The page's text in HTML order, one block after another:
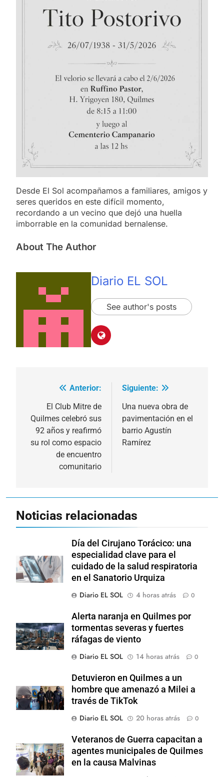
Desde El Sol acompañamos a familiares, amigos y
seres queridos en este difícil momento,
recordando a un vecino que dejó una huella
imborrable en la comunidad bernalense.
About The Author
Diario EL SOL
See author's posts
Navegación
entradas
Anterior:
El Club Mitre de
Quilmes celebró sus
92 años y reafirmó
su rol como espacio
de encuentro
comunitario
Siguiente:
Una nueva obra de
pavimentación en el
barrio Agustín
Ramírez
Noticias relacionadas
Día del Cirujano Torácico: una
especialidad clave para el
cuidado de la salud respiratoria
en el Sanatorio Urquiza
Diario EL SOL
4 horas atrás 0
Alerta naranja en Quilmes por
tormentas severas y fuertes
ráfagas de viento
Diario EL SOL
14 horas atrás 0
Detuvieron en Quilmes a un
hombre que amenazó a Milei a
través de TikTok
Diario EL SOL
20 horas atrás 0
Veteranos de Guerra capacitan a
agentes municipales de Quilmes
en la causa Malvinas